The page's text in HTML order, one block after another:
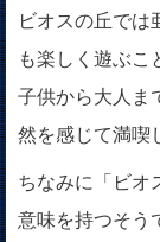
ビオスの丘では
も楽しく遊ぶこ
子供から大人ま
然を感じて満喫
ちなみに「ビオ
意味を持つそう